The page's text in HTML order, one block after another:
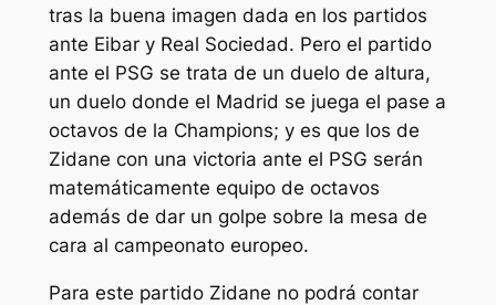
tras la buena imagen dada en los partidos
ante Eibar y Real Sociedad. Pero el partido
ante el PSG se trata de un duelo de altura,
un duelo donde el Madrid se juega el pase a
octavos de la Champions; y es que los de
Zidane con una victoria ante el PSG serán
matemáticamente equipo de octavos
además de dar un golpe sobre la mesa de
cara al campeonato europeo.
Para este partido Zidane no podrá contar